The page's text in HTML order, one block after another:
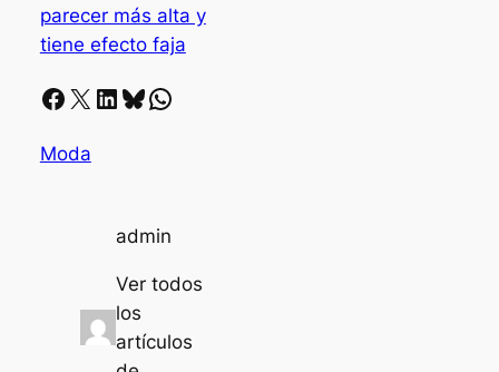
parecer más alta y
tiene efecto faja
Facebook X LinkedIn Bluesky Whatsapp
Moda
admin
Ver todos
los
artículos